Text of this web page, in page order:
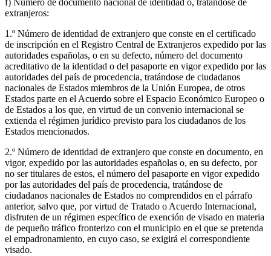
f) Número de documento nacional de identidad o, tratándose de
extranjeros:
1.º Número de identidad de extranjero que conste en el certificado
de inscripción en el Registro Central de Extranjeros expedido por las
autoridades españolas, o en su defecto, número del documento
acreditativo de la identidad o del pasaporte en vigor expedido por las
autoridades del país de procedencia, tratándose de ciudadanos
nacionales de Estados miembros de la Unión Europea, de otros
Estados parte en el Acuerdo sobre el Espacio Económico Europeo o
de Estados a los que, en virtud de un convenio internacional se
extienda el régimen jurídico previsto para los ciudadanos de los
Estados mencionados.
2.º Número de identidad de extranjero que conste en documento, en
vigor, expedido por las autoridades españolas o, en su defecto, por
no ser titulares de estos, el número del pasaporte en vigor expedido
por las autoridades del país de procedencia, tratándose de
ciudadanos nacionales de Estados no comprendidos en el párrafo
anterior, salvo que, por virtud de Tratado o Acuerdo Internacional,
disfruten de un régimen específico de exención de visado en materia
de pequeño tráfico fronterizo con el municipio en el que se pretenda
el empadronamiento, en cuyo caso, se exigirá el correspondiente
visado.